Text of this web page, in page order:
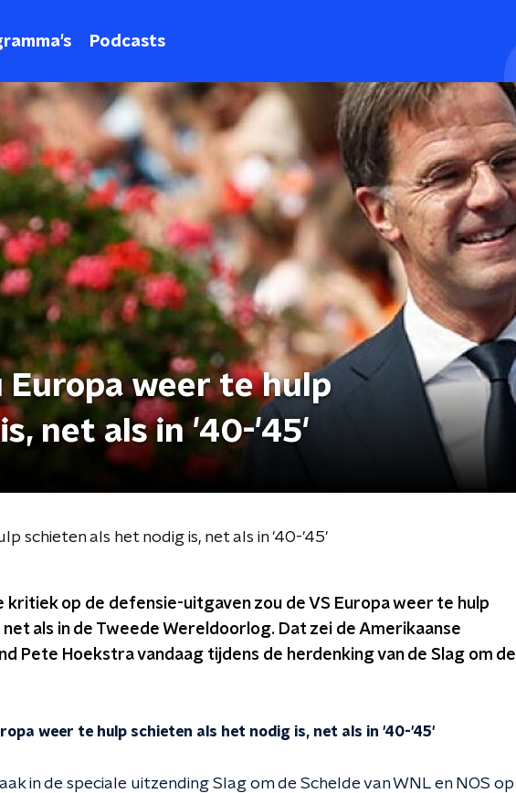
Podcasts
Europa weer te hulp
net als in '40-'45'
schieten als het nodig is, net als in '40-'45'
kritiek op de defensie-uitgaven zou de VS Europa weer te hulp
als in de Tweede Wereldoorlog. Dat zei de Amerikaanse
Pete Hoekstra vandaag tijdens de herdenking van de Slag om de
weer te hulp schieten als het nodig is, net als in '40-'45'
in de speciale uitzending Slag om de Schelde van WNL en NOS op